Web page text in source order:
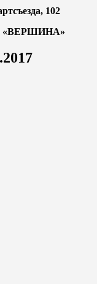
102
«ВЕРШИНА»